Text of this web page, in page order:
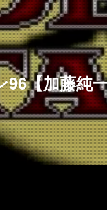
96【加藤純